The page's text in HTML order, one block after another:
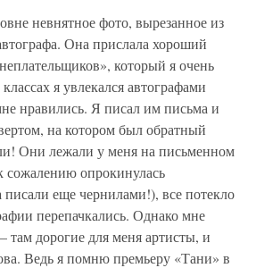
невнятное фото, вырезанное из
Она прислала хороший
который я очень
я увлекался автографами
нравились. Я писал им письма и
на котором был обратный
Они лежали у меня на письменном
сожалению опрокинулась
писали еще чернилами!), все потекло
перепачкались. Однако мне
дорогие для меня артисты, и
Ведь я помню премьеру «Тани» в